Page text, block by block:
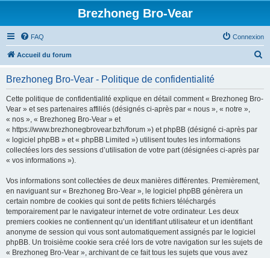
Brezhoneg Bro-Vear
FAQ Connexion
Accueil du forum
Brezhoneg Bro-Vear - Politique de confidentialité
Cette politique de confidentialité explique en détail comment « Brezhoneg Bro-
Vear » et ses partenaires affiliés (désignés ci-après par « nous », « notre »,
« nos », « Brezhoneg Bro-Vear » et
« https://www.brezhonegbrovear.bzh/forum ») et phpBB (désigné ci-après par
« logiciel phpBB » et « phpBB Limited ») utilisent toutes les informations
collectées lors des sessions d’utilisation de votre part (désignées ci-après par
« vos informations »).
Vos informations sont collectées de deux manières différentes. Premièrement,
en naviguant sur « Brezhoneg Bro-Vear », le logiciel phpBB génèrera un
certain nombre de cookies qui sont de petits fichiers téléchargés
temporairement par le navigateur internet de votre ordinateur. Les deux
premiers cookies ne contiennent qu’un identifiant utilisateur et un identifiant
anonyme de session qui vous sont automatiquement assignés par le logiciel
phpBB. Un troisième cookie sera créé lors de votre navigation sur les sujets de
« Brezhoneg Bro-Vear », archivant de ce fait tous les sujets que vous avez